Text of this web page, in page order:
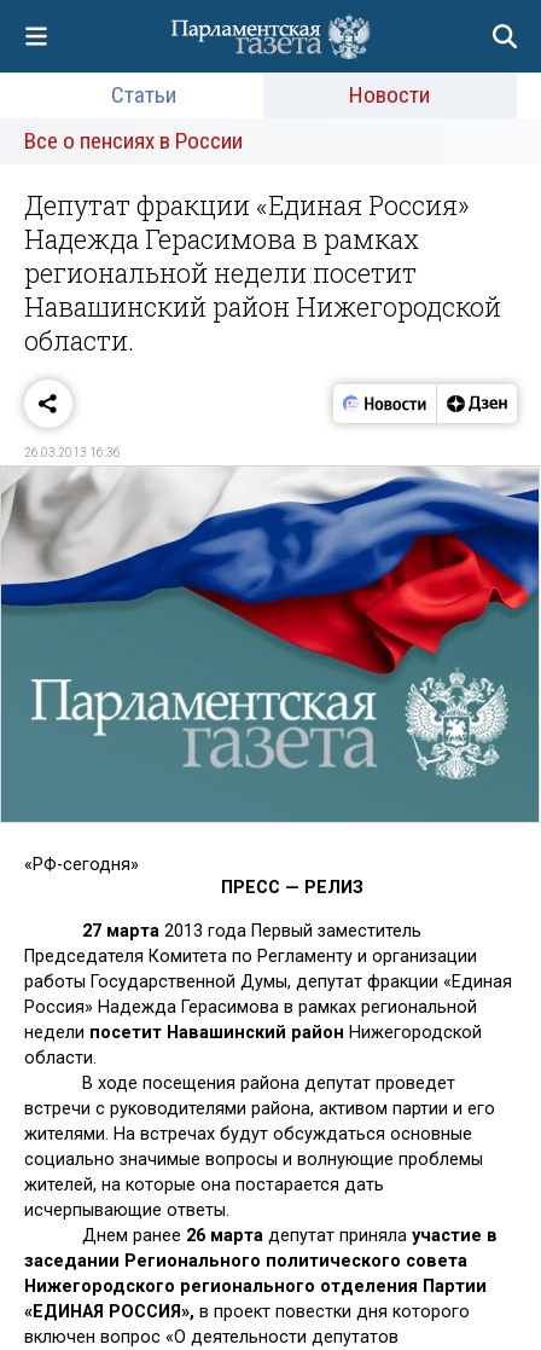
Статьи
Новости
Все о пенсиях в России
Депутат фракции «Единая Россия»
Надежда Герасимова в рамках
региональной недели посетит
Навашинский район Нижегородской
области.
26.03.2013 16:36
«РФ-сегодня»
ПРЕСС — РЕЛИЗ
27 марта 2013 года Первый заместитель
Председателя Комитета по Регламенту и организации
работы Государственной Думы, депутат фракции «Единая
Россия» Надежда Герасимова в рамках региональной
недели посетит Навашинский район Нижегородской
области.
В ходе посещения района депутат проведет
встречи с руководителями района, активом партии и его
жителями. На встречах будут обсуждаться основные
социально значимые вопросы и волнующие проблемы
жителей, на которые она постарается дать
исчерпывающие ответы.
Днем ранее 26 марта депутат приняла участие в
заседании Регионального политического совета
Нижегородского регионального отделения Партии
«ЕДИНАЯ РОССИЯ», в проект повестки дня которого
включен вопрос «О деятельности депутатов